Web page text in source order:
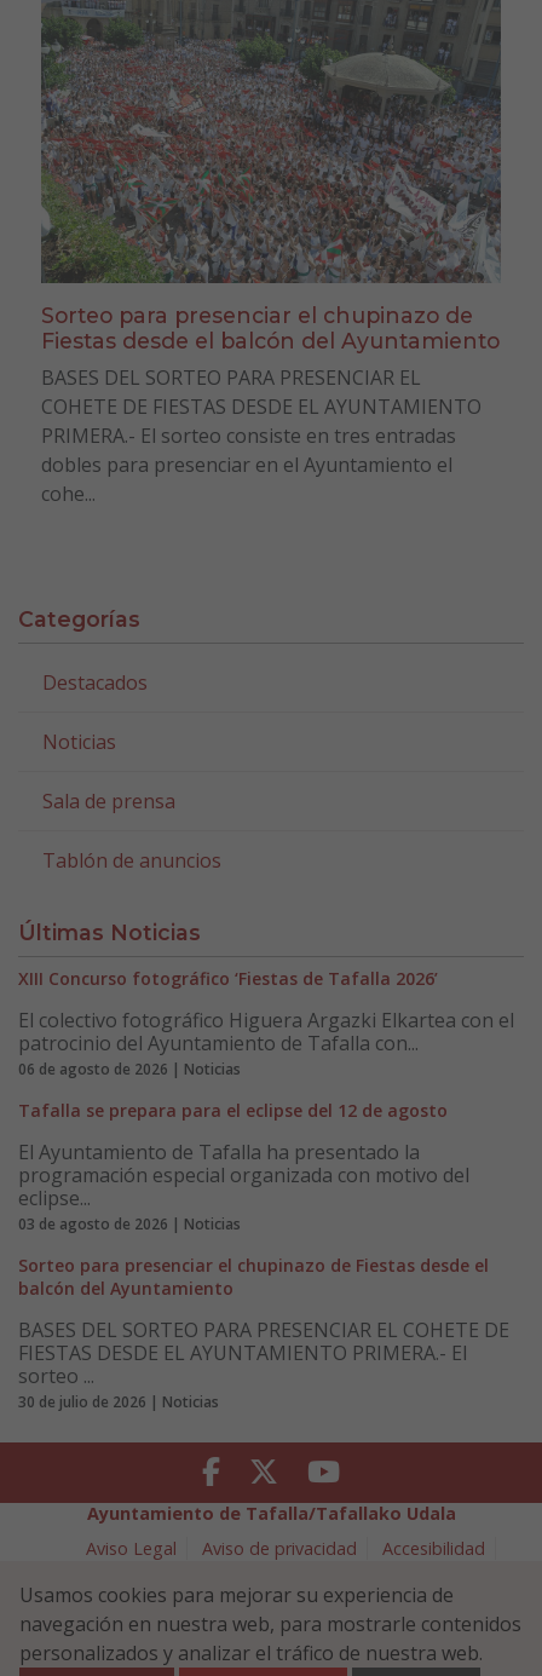
Sorteo para presenciar el chupinazo de
Fiestas desde el balcón del Ayuntamiento
BASES DEL SORTEO PARA PRESENCIAR EL
COHETE DE FIESTAS DESDE EL AYUNTAMIENTO
PRIMERA.- El sorteo consiste en tres entradas
dobles para presenciar en el Ayuntamiento el
cohe...
Categorías
Destacados
Noticias
Sala de prensa
Tablón de anuncios
Últimas Noticias
XIII Concurso fotográfico ‘Fiestas de Tafalla 2026’
El colectivo fotográfico Higuera Argazki Elkartea con el
patrocinio del Ayuntamiento de Tafalla con...
06 de agosto de 2026 | Noticias
Tafalla se prepara para el eclipse del 12 de agosto
El Ayuntamiento de Tafalla ha presentado la
programación especial organizada con motivo del
eclipse...
03 de agosto de 2026 | Noticias
Sorteo para presenciar el chupinazo de Fiestas desde el
balcón del Ayuntamiento
BASES DEL SORTEO PARA PRESENCIAR EL COHETE DE
FIESTAS DESDE EL AYUNTAMIENTO PRIMERA.- El
sorteo ...
30 de julio de 2026 | Noticias
Facebook Twitter Youtube
Ayuntamiento de Tafalla/Tafallako Udala
Aviso Legal
Aviso de privacidad
Accesibilidad
Política de Seguridad de la Información
Plaza Navarra 5 - 31300 Tafalla (NAVARRA)
948 70 18 11
ayuntamiento@tafalla.es
Usamos cookies para mejorar su experiencia de
navegación en nuestra web, para mostrarle contenidos
personalizados y analizar el tráfico de nuestra web.